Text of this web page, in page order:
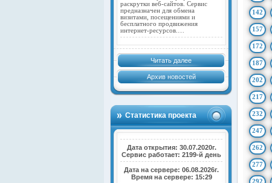
раскрутки веб-сайтов. Сервис
предназначен для обмена
визитами, посещениями и
бесплатного продвижения
интернет-ресурсов.…
Читать далее
Архив новостей
Статистика проекта
Дата открытия: 30.07.2020г.
Сервис работает: 2199-й день
Дата на сервере: 06.08.2026г.
Время на сервере: 15:29
142
157
172
187
202
217
232
247
262
277
292